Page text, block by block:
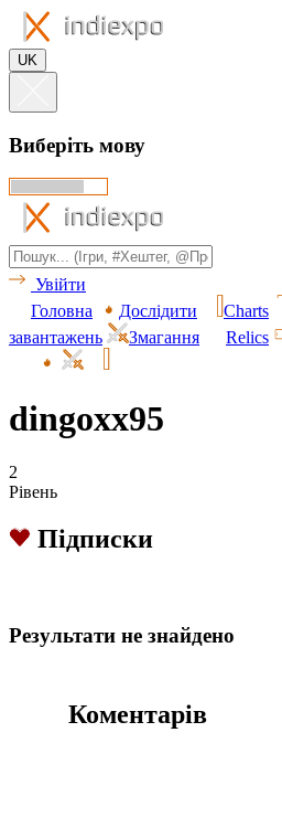
UK
Виберіть мову
Увійти
Головна
Дослідити Charts
завантажень
Змагання Relics
dingoxx95
2
Рівень
Підписки
Результати не знайдено
Коментарів